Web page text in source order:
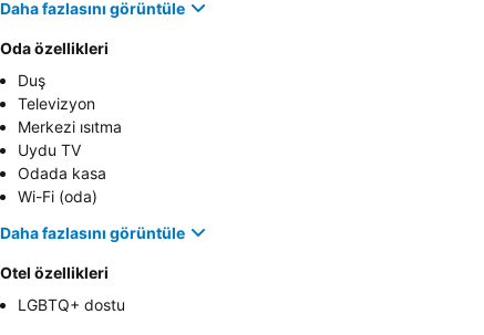
Daha fazlasını görüntüle
Oda özellikleri
Duş
Televizyon
Merkezi ısıtma
Uydu TV
Odada kasa
Wi-Fi (oda)
Daha fazlasını görüntüle
Otel özellikleri
LGBTQ+ dostu